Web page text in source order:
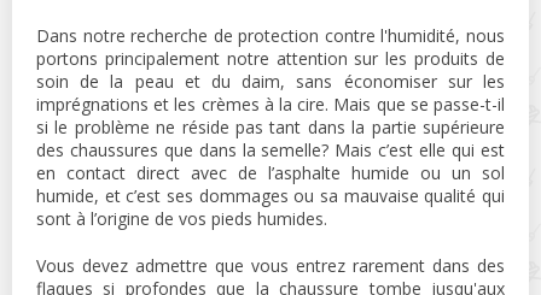
Dans notre recherche de protection contre l'humidité, nous
portons principalement notre attention sur les produits de
soin de la peau et du daim, sans économiser sur les
imprégnations et les crèmes à la cire. Mais que se passe-t-il
si le problème ne réside pas tant dans la partie supérieure
des chaussures que dans la semelle? Mais c’est elle qui est
en contact direct avec de l’asphalte humide ou un sol
humide, et c’est ses dommages ou sa mauvaise qualité qui
sont à l’origine de vos pieds humides.
Vous devez admettre que vous entrez rarement dans des
flaques si profondes que la chaussure tombe jusqu'aux